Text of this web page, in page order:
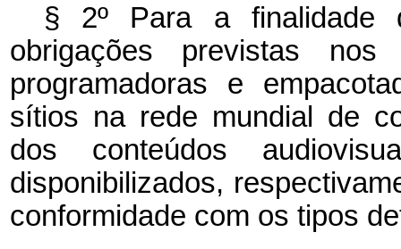
§ 2º Para a finalidade
obrigações previstas
programadoras e
sítios na rede mundial de
dos conteúdos
disponibilizados,
conformidade com os tipos